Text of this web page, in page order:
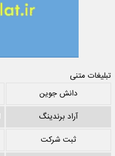
تبلیغات متنی
دانش جوین
آراد برندینگ
ثبت شرکت